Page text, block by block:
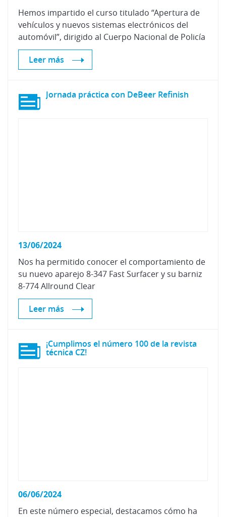
Hemos impartido el curso titulado “Apertura de
vehículos y nuevos sistemas electrónicos del
automóvil”, dirigido al Cuerpo Nacional de Policía
Leer más
Jornada práctica con DeBeer Refinish
13/06/2024
Nos ha permitido conocer el comportamiento de
su nuevo aparejo 8-347 Fast Surfacer y su barniz
8-774 Allround Clear
Leer más
¡Cumplimos el número 100 de la revista
técnica CZ!
06/06/2024
En este número especial, destacamos cómo ha